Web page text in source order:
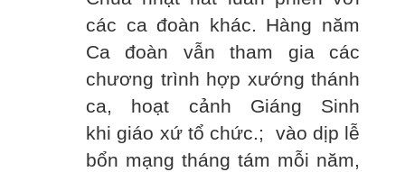
các ca đoàn khác. Hàng năm
Ca đoàn vẫn tham gia các
chương trình hợp xướng thánh
ca, hoạt cảnh Giáng Sinh
khi giáo xứ tổ chức.; vào dịp lễ
bổn mạng tháng tám mỗi năm,